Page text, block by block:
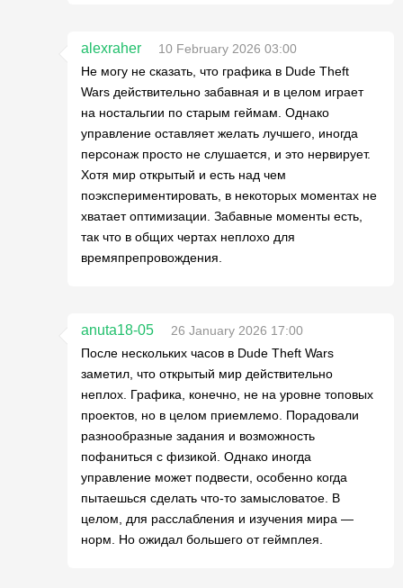
alexraher
10 February 2026 03:00
Не могу не сказать, что графика в Dude Theft
Wars действительно забавная и в целом играет
на ностальгии по старым геймам. Однако
управление оставляет желать лучшего, иногда
персонаж просто не слушается, и это нервирует.
Хотя мир открытый и есть над чем
поэкспериментировать, в некоторых моментах не
хватает оптимизации. Забавные моменты есть,
так что в общих чертах неплохо для
времяпрепровождения.
anuta18-05
26 January 2026 17:00
После нескольких часов в Dude Theft Wars
заметил, что открытый мир действительно
неплох. Графика, конечно, не на уровне топовых
проектов, но в целом приемлемо. Порадовали
разнообразные задания и возможность
пофаниться с физикой. Однако иногда
управление может подвести, особенно когда
пытаешься сделать что-то замысловатое. В
целом, для расслабления и изучения мира —
норм. Но ожидал большего от геймплея.